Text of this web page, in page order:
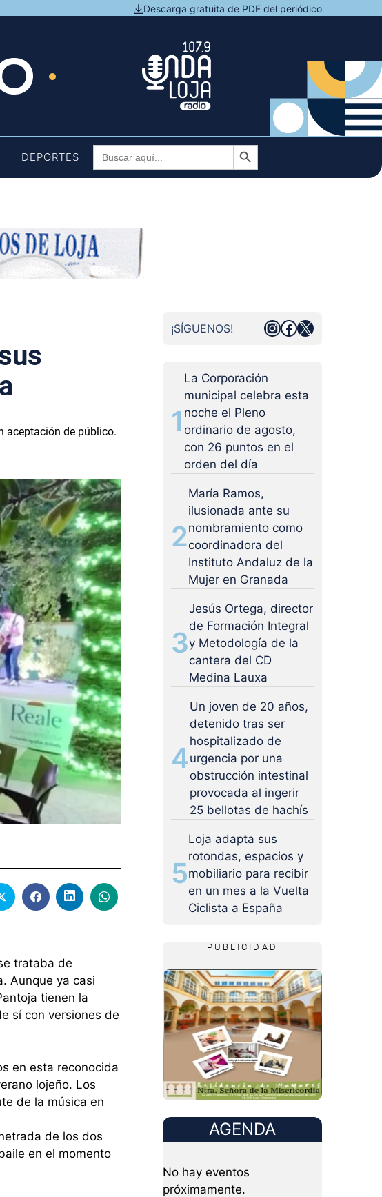
Descarga gratuita de PDF del periódico
DEPORTES
Buscar: Botón de búsqueda
aceptación de público.
trataba de
Aunque ya casi
tienen la
sí con versiones de
en esta reconocida
lojeño. Los
de la música en
de los dos
en el momento
¡SÍGUENOS! Instagram
Facebook
X
1
La Corporación
municipal celebra esta
noche el Pleno
ordinario de agosto,
con 26 puntos en el
orden del día
2
María Ramos,
ilusionada ante su
nombramiento como
coordinadora del
Instituto Andaluz de la
Mujer en Granada
3
Jesús Ortega, director
de Formación Integral
y Metodología de la
cantera del CD
Medina Lauxa
4
Un joven de 20 años,
detenido tras ser
hospitalizado de
urgencia por una
obstrucción intestinal
provocada al ingerir
25 bellotas de hachís
5
Loja adapta sus
rotondas, espacios y
mobiliario para recibir
en un mes a la Vuelta
Ciclista a España
PUBLICIDAD
AGENDA
No hay eventos
próximamente.